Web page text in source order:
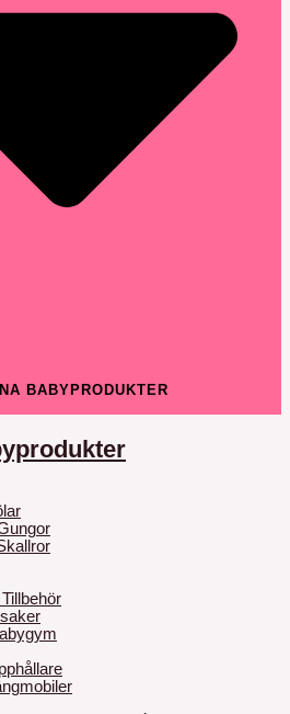
BABYPRODUKTER